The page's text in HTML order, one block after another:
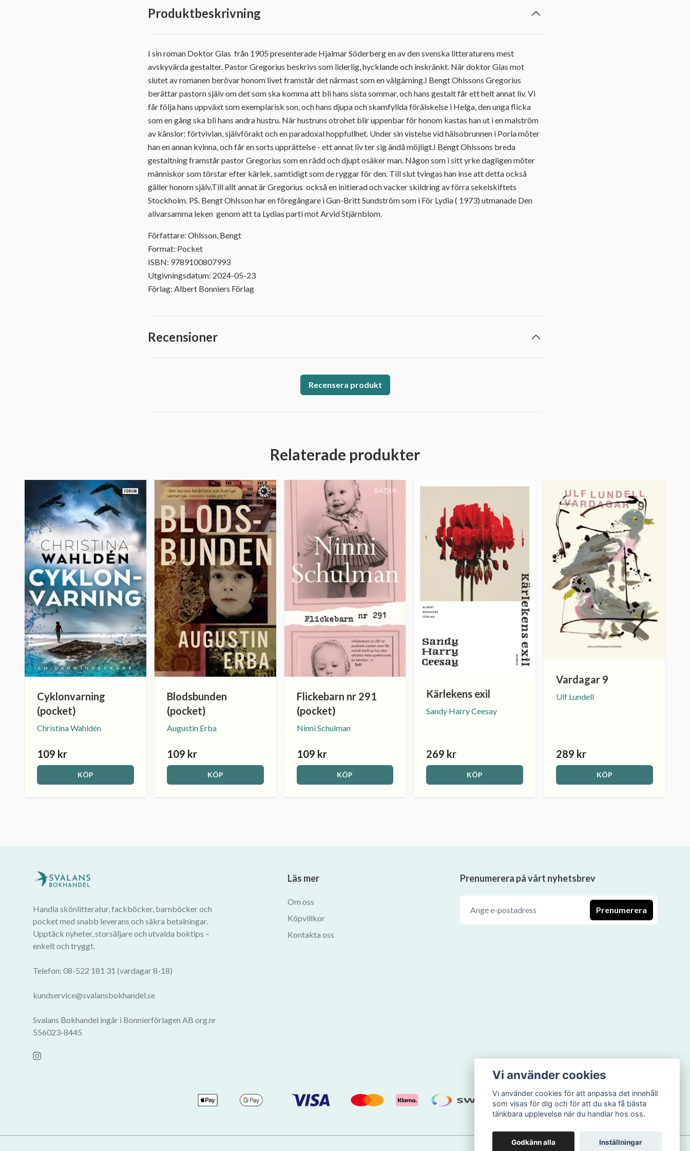
Produktbeskrivning
I sin roman Doktor Glas från 1905 presenterade Hjalmar Söderberg en av den svenska litteraturens mest
avskyvärda gestalter. Pastor Gregorius beskrivs som liderlig, hycklande och inskränkt. När doktor Glas mot
slutet av romanen berövar honom livet framstår det närmast som en välgärning.I Bengt Ohlssons Gregorius
berättar pastorn själv om det som ska komma att bli hans sista sommar, och hans gestalt får ett helt annat liv. Vi
får följa hans uppväxt som exemplarisk son, och hans djupa och skamfyllda förälskelse i Helga, den unga flicka
som en gång ska bli hans andra hustru. När hustruns otrohet blir uppenbar för honom kastas han ut i en malström
av känslor: förtvivlan, självförakt och en paradoxal hoppfullhet. Under sin vistelse vid hälsobrunnen i Porla möter
han en annan kvinna, och får en sorts upprättelse - ett annat liv ter sig ändå möjligt.I Bengt Ohlssons breda
gestaltning framstår pastor Gregorius som en rädd och djupt osäker man. Någon som i sitt yrke dagligen möter
människor som törstar efter kärlek, samtidigt som de ryggar för den. Till slut tvingas han inse att detta också
gäller honom själv.Till allt annat är Gregorius också en initierad och vacker skildring av förra sekelskiftets
Stockholm. PS. Bengt Ohlsson har en föregångare i Gun-Britt Sundström som i För Lydia ( 1973) utmanade Den
allvarsamma leken genom att ta Lydias parti mot Arvid Stjärnblom.
Författare: Ohlsson, Bengt
Format: Pocket
ISBN: 9789100807993
Utgivningsdatum: 2024-05-23
Förlag: Albert Bonniers Förlag
Recensioner
Recensera produkt
Relaterade produkter
Cyklonvarning
(pocket)
Christina Wahldén
109 kr
KÖP
Blodsbunden
(pocket)
Augustin Erba
109 kr
KÖP
Flickebarn nr 291
(pocket)
Ninni Schulman
109 kr
KÖP
Kärlekens exil
Sandy Harry Ceesay
269 kr
KÖP
Vardagar 9
Ulf Lundell
289 kr
KÖP
Handla skönlitteratur, fackböcker, barnböcker och
pocket med snabb leverans och säkra betalningar.
Upptäck nyheter, storsäljare och utvalda boktips –
enkelt och tryggt.
Telefon: 08-522 181 31 (vardagar 8-18)
kundservice@svalansbokhandel.se
Svalans Bokhandel ingår i Bonnierförlagen AB org.nr
556023-8445
Läs mer
Om oss
Köpvillkor
Kontakta oss
Prenumerera på vårt nyhetsbrev
Prenumerera
Vi använder cookies
Vi använder cookies för att anpassa det innehåll
som visas för dig och för att du ska få bästa
tänkbara upplevelse när du handlar hos oss.
Godkänn alla Inställningar